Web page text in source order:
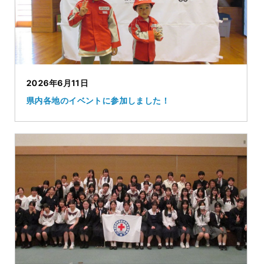
2026年6月11日
県内各地のイベントに参加しました！